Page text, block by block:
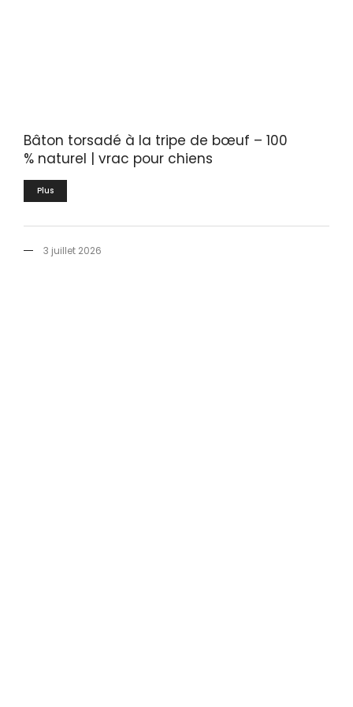
Bâton torsadé à la tripe de bœuf – 100
% naturel | vrac pour chiens
Plus
3 juillet 2026